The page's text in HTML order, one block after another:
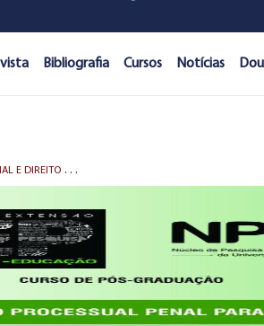
Bibliografia Cursos Notícias
P
ÓS GRADUAÇÃO EM DIREITO PENAL E DIREITO PROCESSUAL PENAL PARA A ATIVIDADE POLICIAL | DP E DPP 2 | PONTA GROSSA - PR - NPSPP